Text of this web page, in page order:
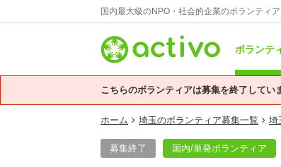
国内最大級のNPO・社会的企業のボランティ
ボランテ
こちらのボランティアは募集を終了してい
ホーム 埼玉のボランティア募集一覧 埼
募集終了 国内/単発ボランティア